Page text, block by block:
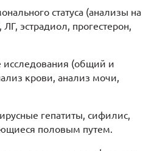
статуса (анализы на
эстрадиол, прогестерон,
(общий и
крови, анализ мочи,
гепатиты, сифилис,
половым путем.